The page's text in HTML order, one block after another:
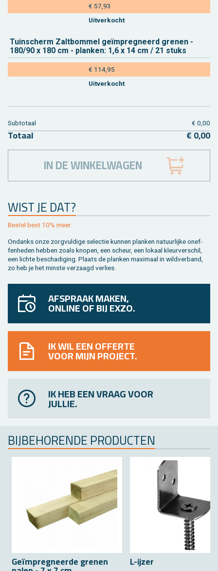
€ 57,93
Uit­ver­kocht
Tuin­scherm Zalt­bom­mel geïmpreg­neerd gre­nen -
180/90 x 180 cm - plan­ken: 1,6 x 14 cm / 21 stuks
€ 114,95
Uit­ver­kocht
WIST JE DAT?
Be­stel best 10% meer.
On­danks onze zorg­vul­di­ge se­lec­tie kun­nen plan­ken na­tuur­lij­ke on­ef­
fen­he­den heb­ben zoals kno­pen, een scheur, een lo­kaal kleur­ver­schil,
een lich­te be­scha­di­ging. Plaats de plan­ken maxi­maal in wild­ver­band,
zo heb je het min­ste ver­zaagd ver­lies.
Sub­to­taal € 0,00
To­taal € 0,00
IN DE WINKELWAGEN
AFSPRAAK MAKEN,
ONLINE OF BIJ EXZO.
IK WIL EEN OFFERTE
VOOR MIJN PROJECT.
IK HEB EEN VRAAG VOOR
JULLIE.
BIJ­BE­HO­REN­DE PRO­DUC­TEN
Geïmpreg­neer­de gre­nen L-ijzer